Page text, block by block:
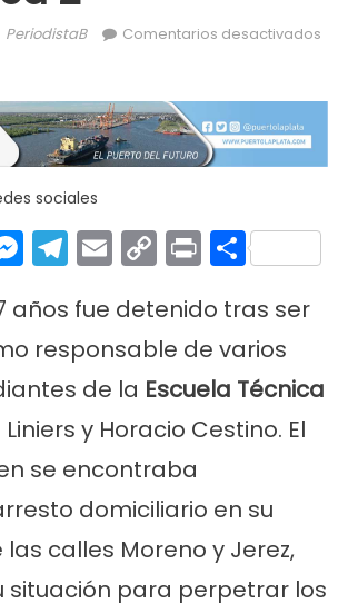
Author
PeriodistaB
Comentarios desactivados
sociales
Messenger
Telegram
EmailCopy
Print
años fue detenido tras ser
responsable de varios
de la Escuela Técnica
y Horacio Cestino. El
se encontraba
domiciliario en su
calles Moreno y Jerez,
situación para perpetrar los